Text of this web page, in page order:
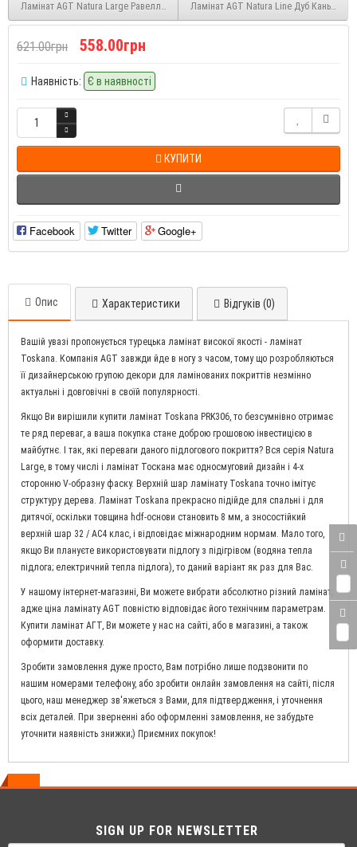
Ламінат AGT Natura Large Равелло Слім (Ravello PRK305) 8 мм 32 клас
Ламінат AGT Natura Line Дуб Каньйон
621.00грн 558.00грн
Наявність: Є в наявності
КУПИТИ
Facebook Twitter Google+
Опис Характеристики Відгуків (0)
Вашій увазі пропонується турецька ламінат високої якості - ламінат
Toskana. Компанія AGT завжди йде в ногу з часом, тому що розробляються
її дизайнерською групою декори для ламінованих покриттів незмінно
актуальні і довговічні в своїй популярності.
Якщо Ви вирішили купити ламінат Toskana PRK306, то безсумнівно отримає
те ряд переваг, а ваша покупка стане доброю грошовою інвестицією в
майбутнє. І так, які переваги даного підлогового покриття? Вся серія Natura
Large, в тому числі і ламінат Тоскана має односмуговий дизайн і 4-х
сторонню V-образну фаску. Верхній шар ламінату Toskana точно імітує
структуру дерева. Ламінат Toskana прекрасно підійде для спальні і для
дитячої, оскільки товщина hdf-основи становить 8 мм, а зносостійкий
верхній шар 32 / AC4 клас, і відповідає міжнародним нормам. Мало того,
якщо Ви плануєте використовувати підлогу з підігрівом (водяна тепла
підлога; електричний тепла підлога), то даний варіант як раз для Вас.
У нашому інтернет-магазині, Ви можете вибрати абсолютно різний ламінат,
адже ціна ламінату AGT повністю відповідає його технічним параметрам.
Купити ламінат АГТ, Ви можете у нас на сайті, або в магазині, а також
оформити доставку.
Зробити замовлення дуже просто, Вам потрібно лише подзвонити по
нашим номерами телефону, або зробити онлайн замовлення на сайті, після
цього, наш менеджер зв'яжеться з Вами, для підтвердження, і уточнення
всіх деталей. При зверненні або оформленні замовлення, не забудьте
уточнити наявність знижки;) Приємних покупок!
SIGN UP FOR NEWSLETTER